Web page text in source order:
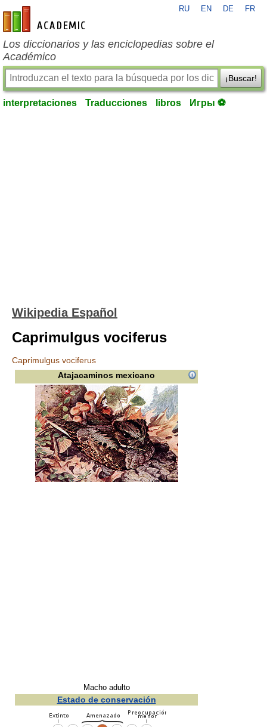
es-academic.com
RU EN DE FR
Los diccionarios y las enciclopedias sobre el
Académico
¡Buscar!
interpretaciones Traducciones libros Игры ⚽
Wikipedia Español
Caprimulgus vociferus
Caprimulgus vociferus
Atajacaminos mexicano
Macho adulto
Estado de conservación